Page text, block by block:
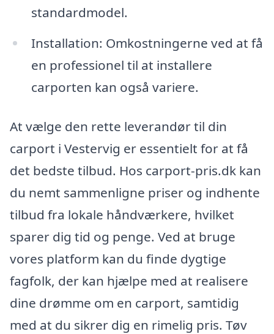
standardmodel.
Installation: Omkostningerne ved at få
en professionel til at installere
carporten kan også variere.
At vælge den rette leverandør til din
carport i Vestervig er essentielt for at få
det bedste tilbud. Hos carport-pris.dk kan
du nemt sammenligne priser og indhente
tilbud fra lokale håndværkere, hvilket
sparer dig tid og penge. Ved at bruge
vores platform kan du finde dygtige
fagfolk, der kan hjælpe med at realisere
dine drømme om en carport, samtidig
med at du sikrer dig en rimelig pris. Tøv